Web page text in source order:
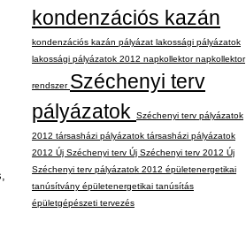
kondenzációs kazán
kondenzációs kazán pályázat lakossági pályázatok
lakossági pályázatok 2012 napkollektornapkollektor
rendszer Széchenyi terv
pályázatok
Széchenyi terv pályázatok
2012 társasházi pályázatok társasházi pályázatok
2012 Új Széchenyi terv Új Széchenyi terv 2012 Új
Széchenyi terv pályázatok 2012 épületenergetikai
tanúsítvány épületenergetikai tanúsítás
épületgépészeti tervezés